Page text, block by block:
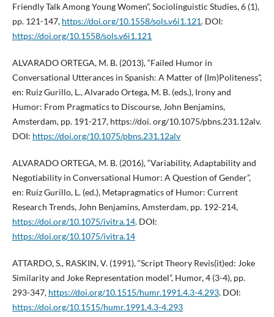
Friendly Talk Among Young Women”, Sociolinguistic Studies, 6 (1),
pp. 121-147, https://doi.org/10.1558/sols.v6i1.121. DOI:
https://doi.org/10.1558/sols.v6i1.121
ALVARADO ORTEGA, M. B. (2013), “Failed Humor in
Conversational Utterances in Spanish: A Matter of (Im)Politeness”,
en: Ruiz Gurillo, L., Alvarado Ortega, M. B. (eds.), Irony and
Humor: From Pragmatics to Discourse, John Benjamins,
Amsterdam, pp. 191-217, https://doi. org/10.1075/pbns.231.12alv.
DOI: https://doi.org/10.1075/pbns.231.12alv
ALVARADO ORTEGA, M. B. (2016), “Variability, Adaptability and
Negotiability in Conversational Humor: A Question of Gender”,
en: Ruiz Gurillo, L. (ed.), Metapragmatics of Humor: Current
Research Trends, John Benjamins, Amsterdam, pp. 192-214,
https://doi.org/10.1075/ivitra.14. DOI:
https://doi.org/10.1075/ivitra.14
ATTARDO, S., RASKIN, V. (1991), “Script Theory Revis(it)ed: Joke
Similarity and Joke Representation model”, Humor, 4 (3-4), pp.
293-347, https://doi.org/10.1515/humr.1991.4.3-4.293. DOI:
https://doi.org/10.1515/humr.1991.4.3-4.293